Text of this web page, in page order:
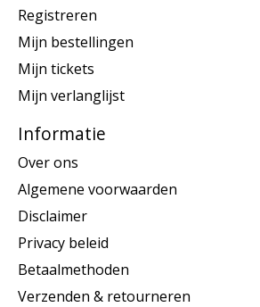
Registreren
Mijn bestellingen
Mijn tickets
Mijn verlanglijst
Informatie
Over ons
Algemene voorwaarden
Disclaimer
Privacy beleid
Betaalmethoden
Verzenden & retourneren